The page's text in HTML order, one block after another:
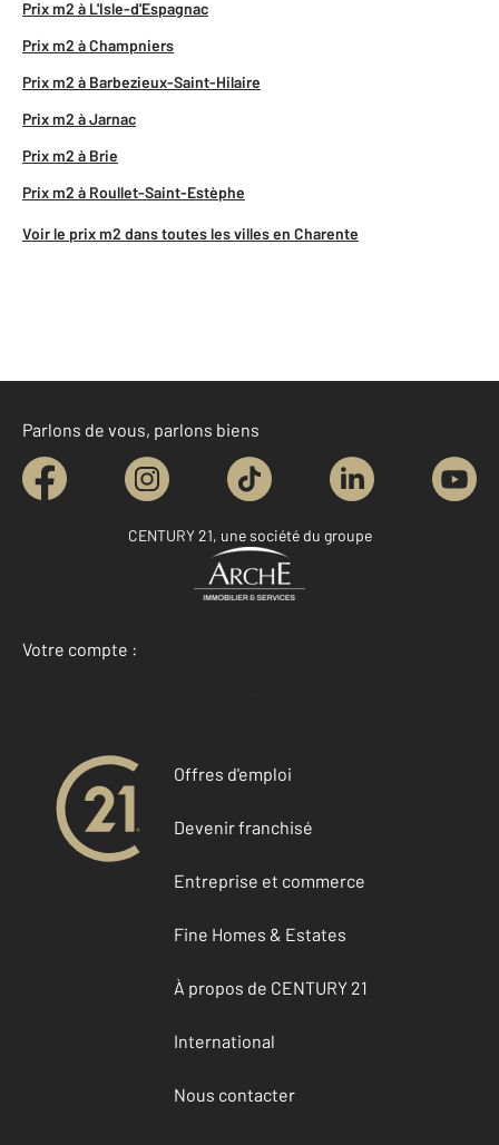
Prix m2 à L'Isle-d'Espagnac
Prix m2 à Champniers
Prix m2 à Barbezieux-Saint-Hilaire
Prix m2 à Jarnac
Prix m2 à Brie
Prix m2 à Roullet-Saint-Estèphe
Voir le prix m2 dans toutes les villes en Charente
Parlons de vous, parlons biens
CENTURY 21, une société du groupe
Votre compte :
Accéder à mon compte
Offres d'emploi
Devenir franchisé
Entreprise et commerce
Fine Homes & Estates
À propos de CENTURY 21
International
Nous contacter